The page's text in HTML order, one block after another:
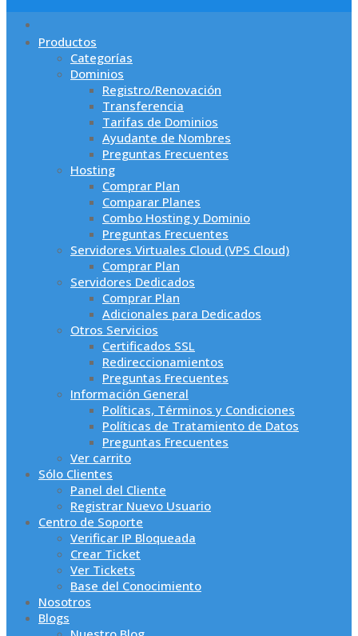
Productos
Categorías
Dominios
Registro/Renovación
Transferencia
Tarifas de Dominios
Ayudante de Nombres
Preguntas Frecuentes
Hosting
Comprar Plan
Comparar Planes
Combo Hosting y Dominio
Preguntas Frecuentes
Servidores Virtuales Cloud (VPS Cloud)
Comprar Plan
Servidores Dedicados
Comprar Plan
Adicionales para Dedicados
Otros Servicios
Certificados SSL
Redireccionamientos
Preguntas Frecuentes
Información General
Políticas, Términos y Condiciones
Políticas de Tratamiento de Datos
Preguntas Frecuentes
Ver carrito
Sólo Clientes
Panel del Cliente
Registrar Nuevo Usuario
Centro de Soporte
Verificar IP Bloqueada
Crear Ticket
Ver Tickets
Base del Conocimiento
Nosotros
Blogs